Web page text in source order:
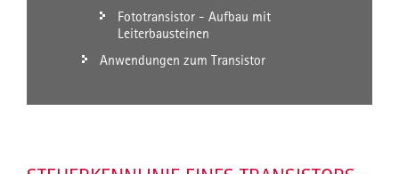
Fototransistor - Aufbau mit
Leiterbausteinen
Anwendungen zum Transistor